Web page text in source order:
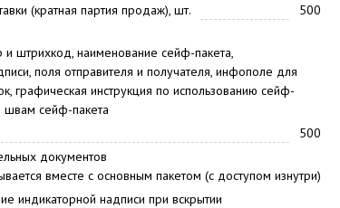
(кратная партия продаж), шт.
500
штрихкод, наименование сейф-пакета,
поля отправителя и получателя, инфополе для
графическая инструкция по использованию сейф-
швам сейф-пакета
500
документов
вместе с основным пакетом (с доступом изнутри)
индикаторной надписи при вскрытии